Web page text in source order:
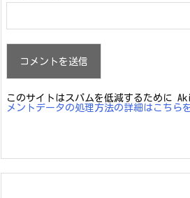
このサイトはスパムを低減するために
メントデータの処理方法の詳細はこちら